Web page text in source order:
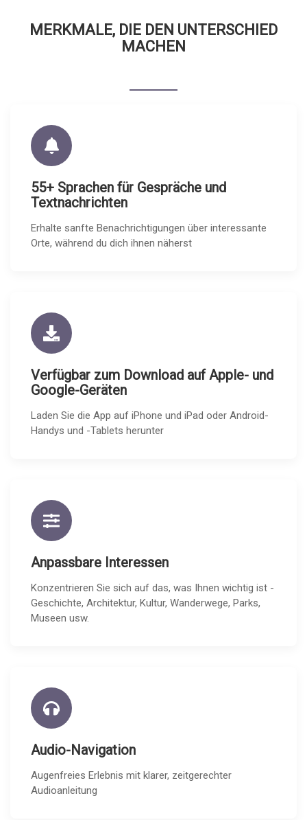
MERKMALE, DIE DEN UNTERSCHIED
MACHEN
55+ Sprachen für Gespräche und
Textnachrichten
Erhalte sanfte Benachrichtigungen über interessante
Orte, während du dich ihnen näherst
Verfügbar zum Download auf Apple- und
Google-Geräten
Laden Sie die App auf iPhone und iPad oder Android-
Handys und -Tablets herunter
Anpassbare Interessen
Konzentrieren Sie sich auf das, was Ihnen wichtig ist -
Geschichte, Architektur, Kultur, Wanderwege, Parks,
Museen usw.
Audio-Navigation
Augenfreies Erlebnis mit klarer, zeitgerechter
Audioanleitung